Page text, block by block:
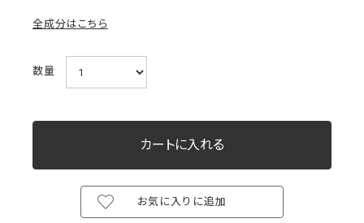
全成分はこちら
数量
お気に入りに追加